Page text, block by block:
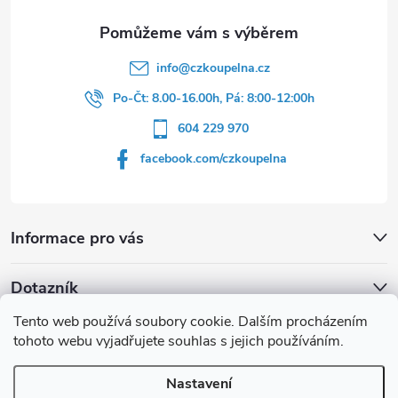
Tento web používá soubory cookie. Dalším procházením
tohoto webu vyjadřujete souhlas s jejich používáním.
Nastavení
Informace pro vás
info@czkoupelna.cz
Po-Čt: 8.00-16.00h, Pá: 8:00-12:00h
604 229 970
facebook.com/czkoupelna
Dotazník
Líbí se vám u sprchového koutu rám barvě
Počet hlasů: